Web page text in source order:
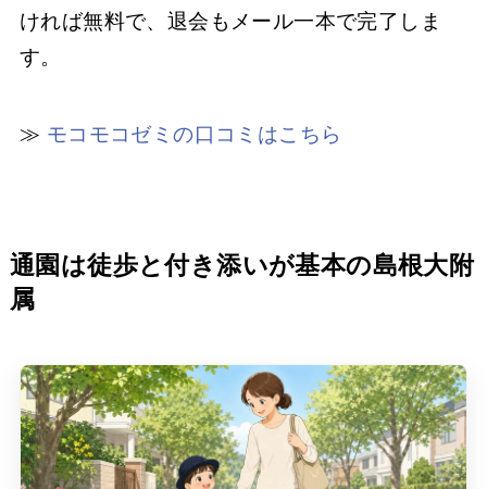
ければ無料で、退会もメール一本で完了しま
す。
≫ モコモコゼミの口コミはこちら
通園は徒歩と付き添いが基本の島根大附
属